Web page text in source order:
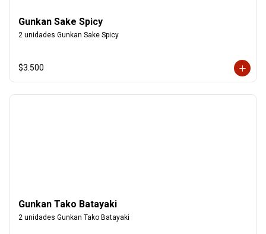
Gunkan Sake Spicy
2 unidades Gunkan Sake Spicy
$3.500
Gunkan Tako Batayaki
2 unidades Gunkan Tako Batayaki